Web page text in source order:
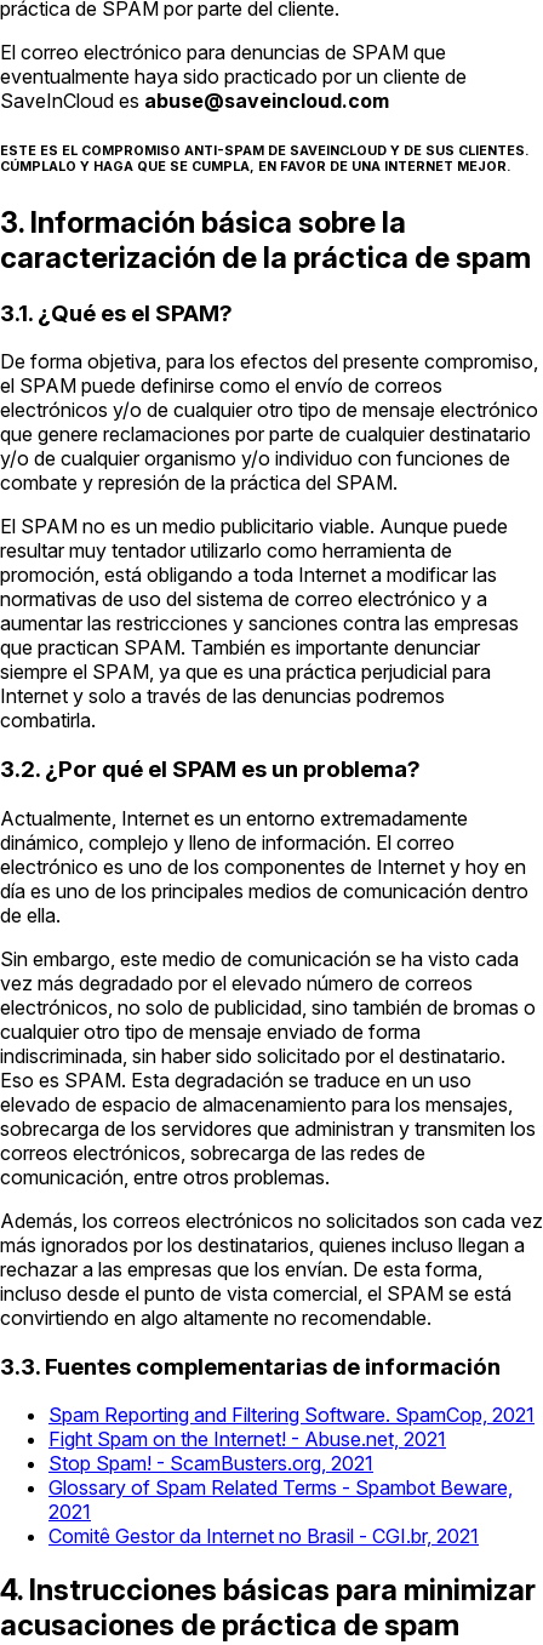
práctica de SPAM por parte del cliente.
El correo electrónico para denuncias de SPAM que
eventualmente haya sido practicado por un cliente de
SaveInCloud es abuse@saveincloud.com
ESTE ES EL COMPROMISO ANTI-SPAM DE SAVEINCLOUD Y DE SUS CLIENTES.
CÚMPLALO Y HAGA QUE SE CUMPLA, EN FAVOR DE UNA INTERNET MEJOR.
3. Información básica sobre la
caracterización de la práctica de spam
3.1. ¿Qué es el SPAM?
De forma objetiva, para los efectos del presente compromiso,
el SPAM puede definirse como el envío de correos
electrónicos y/o de cualquier otro tipo de mensaje electrónico
que genere reclamaciones por parte de cualquier destinatario
y/o de cualquier organismo y/o individuo con funciones de
combate y represión de la práctica del SPAM.
El SPAM no es un medio publicitario viable. Aunque puede
resultar muy tentador utilizarlo como herramienta de
promoción, está obligando a toda Internet a modificar las
normativas de uso del sistema de correo electrónico y a
aumentar las restricciones y sanciones contra las empresas
que practican SPAM. También es importante denunciar
siempre el SPAM, ya que es una práctica perjudicial para
Internet y solo a través de las denuncias podremos
combatirla.
3.2. ¿Por qué el SPAM es un problema?
Actualmente, Internet es un entorno extremadamente
dinámico, complejo y lleno de información. El correo
electrónico es uno de los componentes de Internet y hoy en
día es uno de los principales medios de comunicación dentro
de ella.
Sin embargo, este medio de comunicación se ha visto cada
vez más degradado por el elevado número de correos
electrónicos, no solo de publicidad, sino también de bromas o
cualquier otro tipo de mensaje enviado de forma
indiscriminada, sin haber sido solicitado por el destinatario.
Eso es SPAM. Esta degradación se traduce en un uso
elevado de espacio de almacenamiento para los mensajes,
sobrecarga de los servidores que administran y transmiten los
correos electrónicos, sobrecarga de las redes de
comunicación, entre otros problemas.
Además, los correos electrónicos no solicitados son cada vez
más ignorados por los destinatarios, quienes incluso llegan a
rechazar a las empresas que los envían. De esta forma,
incluso desde el punto de vista comercial, el SPAM se está
convirtiendo en algo altamente no recomendable.
3.3. Fuentes complementarias de información
Spam Reporting and Filtering Software. SpamCop, 2021
Fight Spam on the Internet! - Abuse.net, 2021
Stop Spam! - ScamBusters.org, 2021
Glossary of Spam Related Terms - Spambot Beware,
2021
Comitê Gestor da Internet no Brasil - CGI.br, 2021
4. Instrucciones básicas para minimizar
acusaciones de práctica de spam